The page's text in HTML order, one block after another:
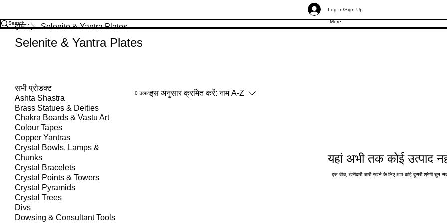
Log In/Sign Up
More
होम Selenite & Yantra Plates
Selenite & Yantra Plates
सभी प्रोडक्ट
Ashta Shastra
Brass Statues & Deities
Chakra Boards & Vastu Art
Colour Tapes
Copper Yantras
Crystal Bowls, Lamps &
Chunks
Crystal Bracelets
Crystal Points & Towers
Crystal Pyramids
Crystal Trees
Divs
Dowsing & Consultant Tools
0 उत्पादइस अनुसार क्रमित करें: नाम A-Z
यहां अभी तक कोई उत्पाद
इस बीच, खरीदारी जारी रखने के लिए आप कोई दूसरी श्रेणी चुन